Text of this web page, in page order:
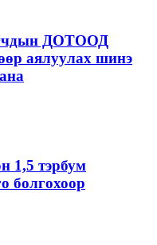
ДОТООД
аялуулах шинэ
1,5 тэрбум
болгохоор